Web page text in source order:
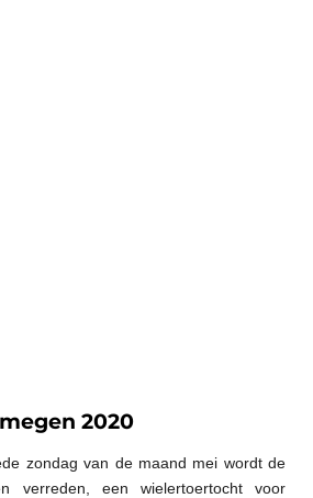
2020
zondag van de maand mei wordt de
verreden, een wielertoertocht voor